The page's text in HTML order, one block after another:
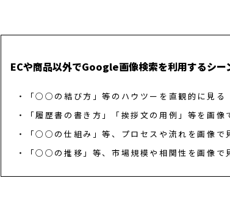
ECや商品以外でGoogle画像検索を利用するシー
「○○の結び方」等のハウツーを直観的に見る
「履歴書の書き方」「挨拶文の用例」等を画像
「○○の仕組み」等、プロセスや流れを画像で
「○○の推移」等、市場規模や相関性を画像で